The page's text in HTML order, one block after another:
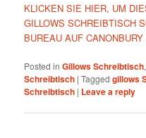
KLICKEN SIE HIER, UM
GILLOWS SCHREIBTISCH
BUREAU AUF
Posted in Gillows Schreibtisch,
Schreibtisch |Tagged gillows
Schreibtisch | Leave a reply